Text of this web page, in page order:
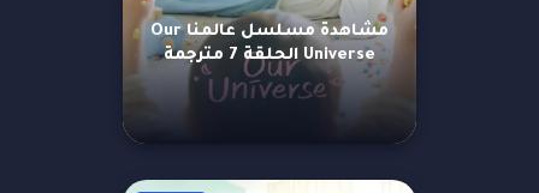
مشاهدة مسلسل عالمنا Our
Universe الحلقة 7 مترجمة